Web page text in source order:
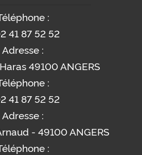
:
41 87 52 52
Adresse :
49100 ANGERS
:
41 87 52 52
Adresse :
- 49100 ANGERS
: